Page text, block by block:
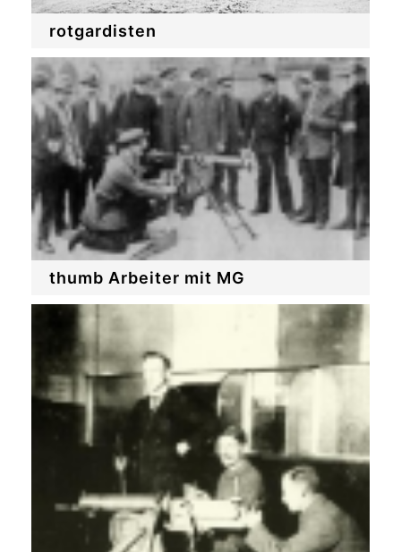
rotgardisten
thumb Arbeiter mit MG